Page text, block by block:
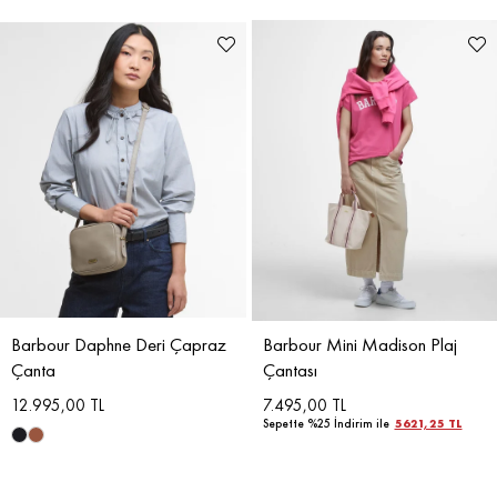
Barbour Daphne Deri Çapraz
Çanta
12.995,00 TL
Barbour Mini Madison Plaj
Çantası
7.495,00 TL
Sepette %25 İndirim ile 5621,25 TL